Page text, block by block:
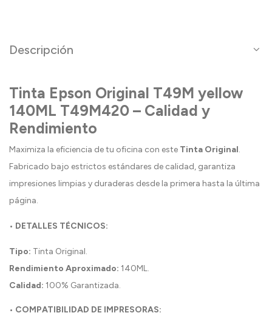
Descripción
Tinta Epson Original T49M yellow
140ML T49M420 – Calidad y
Rendimiento
Maximiza la eficiencia de tu oficina con este Tinta Original.
Fabricado bajo estrictos estándares de calidad, garantiza
impresiones limpias y duraderas desde la primera hasta la última
página.
• DETALLES TÉCNICOS:
Tipo: Tinta Original.
Rendimiento Aproximado: 140ML.
Calidad: 100% Garantizada.
• COMPATIBILIDAD DE IMPRESORAS: